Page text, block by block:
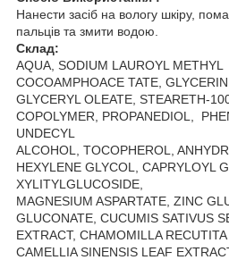
Нанести засіб на вологу шкіру,
пальців та змити водою.
Склад:
AQUA, SODIUM LAUROYL
COCOAMPHOACE TATE,
GLYCERYL OLEATE, STEARETH-
COPOLYMER, PROPANEDIOL,
UNDECYL
ALCOHOL, TOCOPHEROL,
HEXYLENE GLYCOL, CAPRYLOYL
XYLITYLGLUCOSIDE,
MAGNESIUM ASPARTATE, ZINC
GLUCONATE, CUCUMIS SATIVUS
EXTRACT, CHAMOMILLA
CAMELLIA SINENSIS LEAF